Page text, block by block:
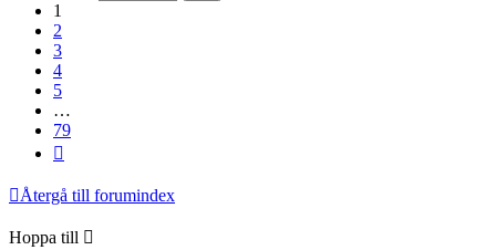
1
2
3
4
5
…
79
Återgå till forumindex
Hoppa till